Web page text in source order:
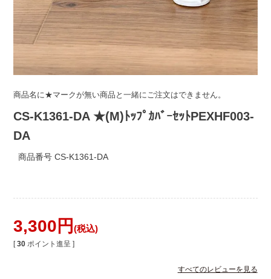
商品名に★マークが無い商品と一緒にご注文はできません。
CS-K1361-DA ★(M)ﾄｯﾌﾟｶﾊﾞｰｾｯﾄPEXHF003-
DA
商品番号 CS-K1361-DA
3,300 税込
[ 30 ポイント進呈 ]
すべてのレビューを見る